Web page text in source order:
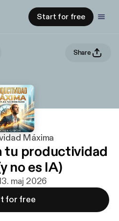
Start for free
Share
Máxima
tu productividad
no es IA)
maj 2026
for free